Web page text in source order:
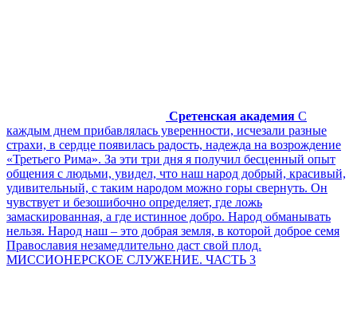
Сретенская академия С
каждым днем прибавлялась уверенности, исчезали разные
страхи, в сердце появилась радость, надежда на возрождение
«Третьего Рима». За эти три дня я получил бесценный опыт
общения с людьми, увидел, что наш народ добрый, красивый,
удивительный, с таким народом можно горы свернуть. Он
чувствует и безошибочно определяет, где ложь
замаскированная, а где истинное добро. Народ обманывать
нельзя. Народ наш – это добрая земля, в которой доброе семя
Православия незамедлительно даст свой плод.
МИССИОНЕРСКОЕ СЛУЖЕНИЕ. ЧАСТЬ 3